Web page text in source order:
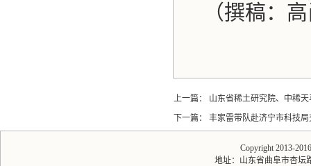
（撰稿
上一篇：
山东省稀土研究院、中稀
下一篇：
丰家雷带队赴济宁市科技
Copyright 2013-
地址：山东省曲阜市杏坛